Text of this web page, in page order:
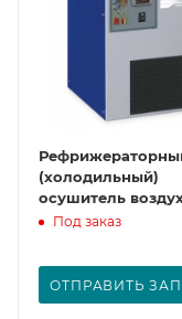
(холодильный)
осушитель
CDX6
Под заказ
ОТПРАВИТЬ